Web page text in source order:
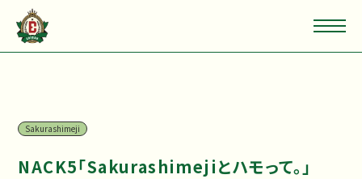
Sakurashimeji
NACK5「Sakurashimejiとハモって。」